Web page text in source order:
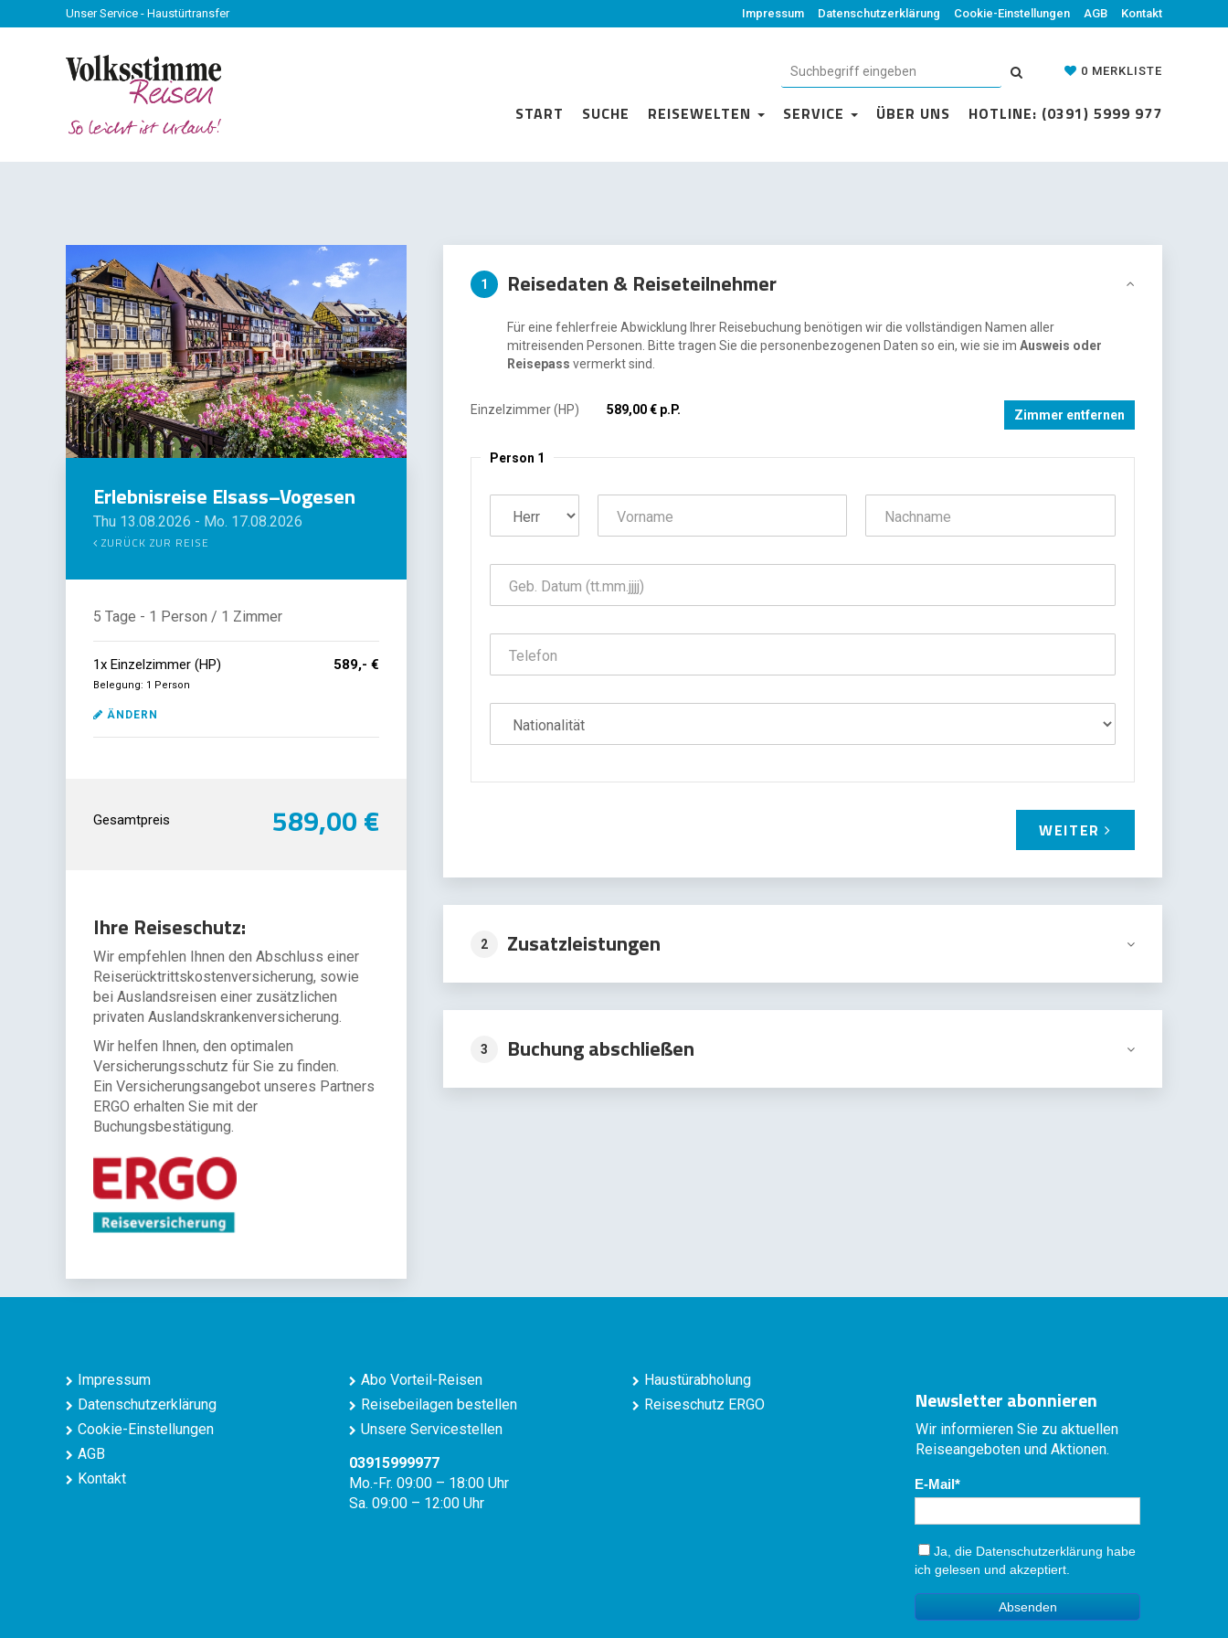
Unser Service - Haustürtransfer Impressum Datenschutzerklärung Cookie-Einstellungen AGB Kontakt
0 MERKLISTE
START SUCHE REISEWELTEN SERVICE ÜBER UNS HOTLINE: (0391) 5999 977
Erlebnisreise Elsass–Vogesen
Thu 13.08.2026 - Mo. 17.08.2026
ZURÜCK ZUR REISE
5 Tage - 1 Person / 1 Zimmer
1x Einzelzimmer (HP) 589,- €
Belegung: 1 Person
ÄNDERN
Gesamtpreis 589,00 €
Ihre Reiseschutz:
Wir empfehlen Ihnen den Abschluss einer
Reiserücktrittskostenversicherung, sowie
bei Auslandsreisen einer zusätzlichen
privaten Auslandskrankenversicherung.
Wir helfen Ihnen, den optimalen
Versicherungsschutz für Sie zu finden.
Ein Versicherungsangebot unseres Partners
ERGO erhalten Sie mit der
Buchungsbestätigung.
1 Reisedaten & Reiseteilnehmer
Für eine fehlerfreie Abwicklung Ihrer Reisebuchung benötigen wir die vollständigen Namen aller
mitreisenden Personen. Bitte tragen Sie die personenbezogenen Daten so ein, wie sie imAusweis oder
Reisepass vermerkt sind.
Einzelzimmer (HP) 589,00 € p.P. Zimmer entfernen
Person 1
WEITER
2 Zusatzleistungen
3 Buchung abschließen
Impressum
Datenschutzerklärung
Cookie-Einstellungen
AGB
Kontakt
Abo Vorteil-Reisen
Reisebeilagen bestellen
Unsere Servicestellen
03915999977
Mo.-Fr. 09:00 – 18:00 Uhr
Sa. 09:00 – 12:00 Uhr
Haustürabholung
Reiseschutz ERGO
Newsletter abonnieren
Wir informieren Sie zu aktuellen
Reiseangeboten und Aktionen.
E-Mail
Ja, die Datenschutzerklärung habe
ich gelesen und akzeptiert.
Absenden